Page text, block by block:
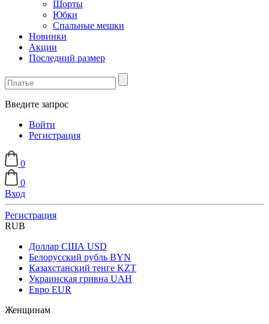
Шорты
Юбки
Спальные мешки
Новинки
Акции
Последний размер
Введите запрос
Войти
Регистрация
0
0
Вход
Регистрация
RUB
Доллар США USD
Белорусский рубль BYN
Казахстанский тенге KZT
Украинская гривна UAH
Евро EUR
Женщинам